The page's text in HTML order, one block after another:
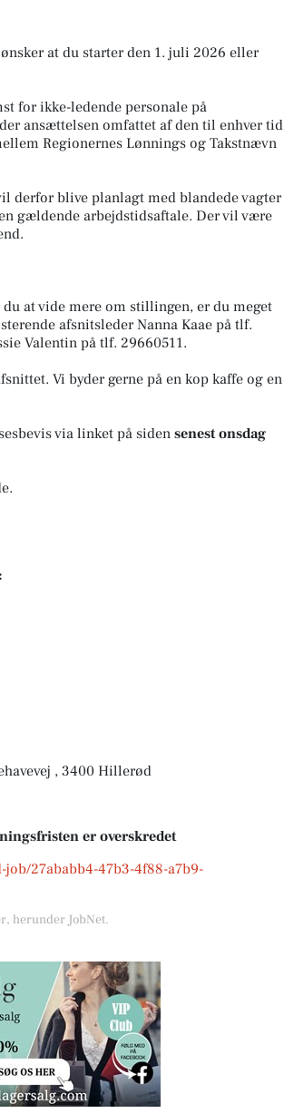
at du starter den 1. juli 2026 eller
for ikke-ledende personale på
ansættelsen omfattet af den til enhver tid
Regionernes Lønnings og Takstnævn
derfor blive planlagt med blandede vagter
gældende arbejdstidsaftale. Der vil være
at vide mere om stillingen, er du meget
afsnitsleder Nanna Kaae på tlf.
Valentin på tlf. 29660511.
Vi byder gerne på en kop kaffe og en
via linket på siden senest onsdag
, 3400 Hillerød
er overskredet
27ababb4-47b3-4f88-a7b9-
herunder JobNet.